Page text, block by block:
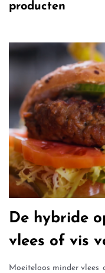
producten
De hybride
vlees of vis
Moeiteloos minder vlees